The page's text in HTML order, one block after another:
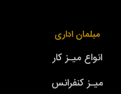
مبلمان اداری
انواع میـز کار
میـز کنفرانس